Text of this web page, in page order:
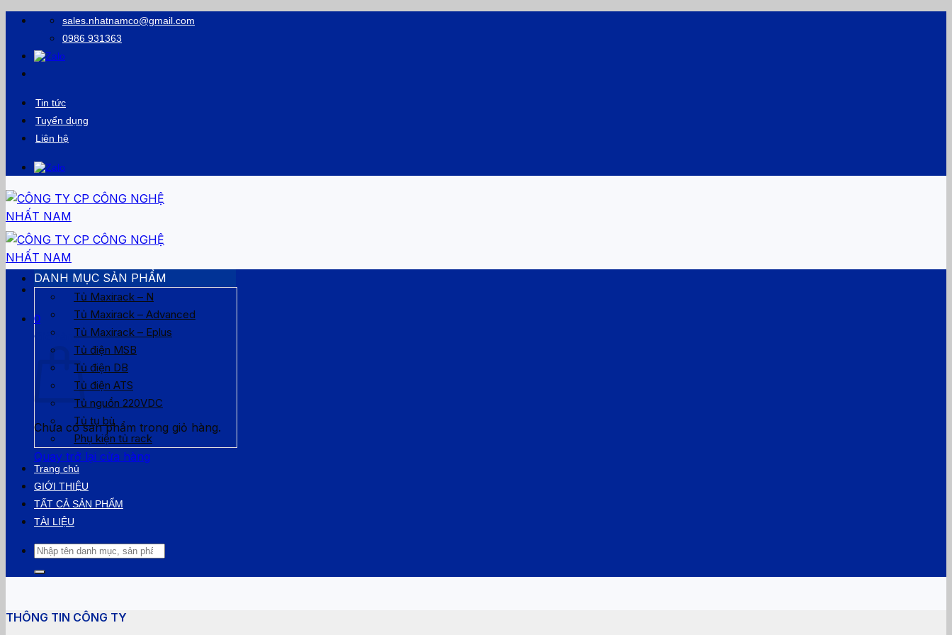
dung
sales.nhatnamco@gmail.com
0986 931363
Tin tức
Tuyển dụng
Liên hệ
0
Giỏ hàng
Chưa có sản phẩm trong giỏ hàng.
Quay trở lại cửa hàng
DANH MỤC SẢN PHẨM
Tủ Maxirack – N
Tủ Maxirack – Advanced
Tủ Maxirack – Eplus
Tủ điện MSB
Tủ điện DB
Tủ điện ATS
Tủ nguồn 220VDC
Tủ tụ bù
Phụ kiện tủ rack
Trang chủ
GIỚI THIỆU
TẤT CẢ SẢN PHẨM
TÀI LIỆU
Tìm
kiếm:
THÔNG TIN CÔNG TY